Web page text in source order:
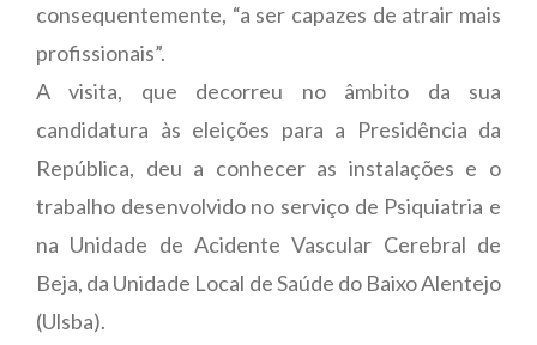
consequentemente, “a ser capazes de atrair mais
profissionais”.
A visita, que decorreu no âmbito da sua
candidatura às eleições para a Presidência da
República, deu a conhecer as instalações e o
trabalho desenvolvido no serviço de Psiquiatria e
na Unidade de Acidente Vascular Cerebral de
Beja, da Unidade Local de Saúde do Baixo Alentejo
(Ulsba).